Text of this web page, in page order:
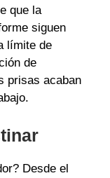
que la
siguen
límite de
de
prisas acaban
Desde el